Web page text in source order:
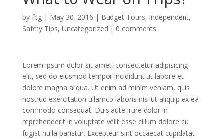
by fbg| May 30, 2016 | Budget Tours, Independent,
Safety Tips, Uncategorized | 0 comments
Lorem ipsum dolor sit amet, consectetur adipisicing
elit, sed do eiusmod tempor incididunt ut labore et
dolore magna aliqua. Ut enim ad minim veniam, quis
nostrud exercitation ullamco laboris nisi ut aliquip ex ea
commodo consequat. Duis aute irure dolor in
reprehenderit in voluptate velit esse cillum dolore eu
fugiat nulla pariatur. Excepteur sint occaecat cupidatat